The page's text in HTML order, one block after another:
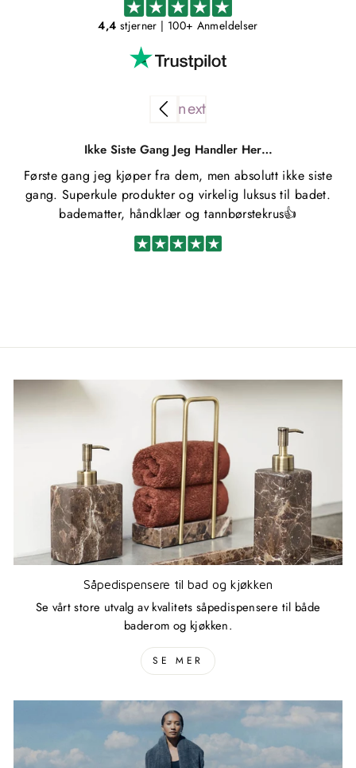
4,4 stjerner | 100+ Anmeldelser
Ikke Siste Gang Jeg Handler Her…
Første gang jeg kjøper fra dem, men absolutt ikke siste
gang. Superkule produkter og virkelig luksus til badet.
badematter, håndklær og tannbørstekrus👍
Såpedispensere til bad og kjøkken
Se vårt store utvalg av kvalitets såpedispensere til både
baderom og kjøkken.
SE MER